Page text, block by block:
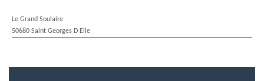
Le Grand Soulaire
50680 Saint Georges D Elle